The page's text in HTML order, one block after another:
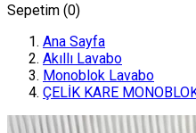
Sepetim (0)
Ana Sayfa
Akıllı Lavabo
Monoblok Lavabo
ÇELİK KARE